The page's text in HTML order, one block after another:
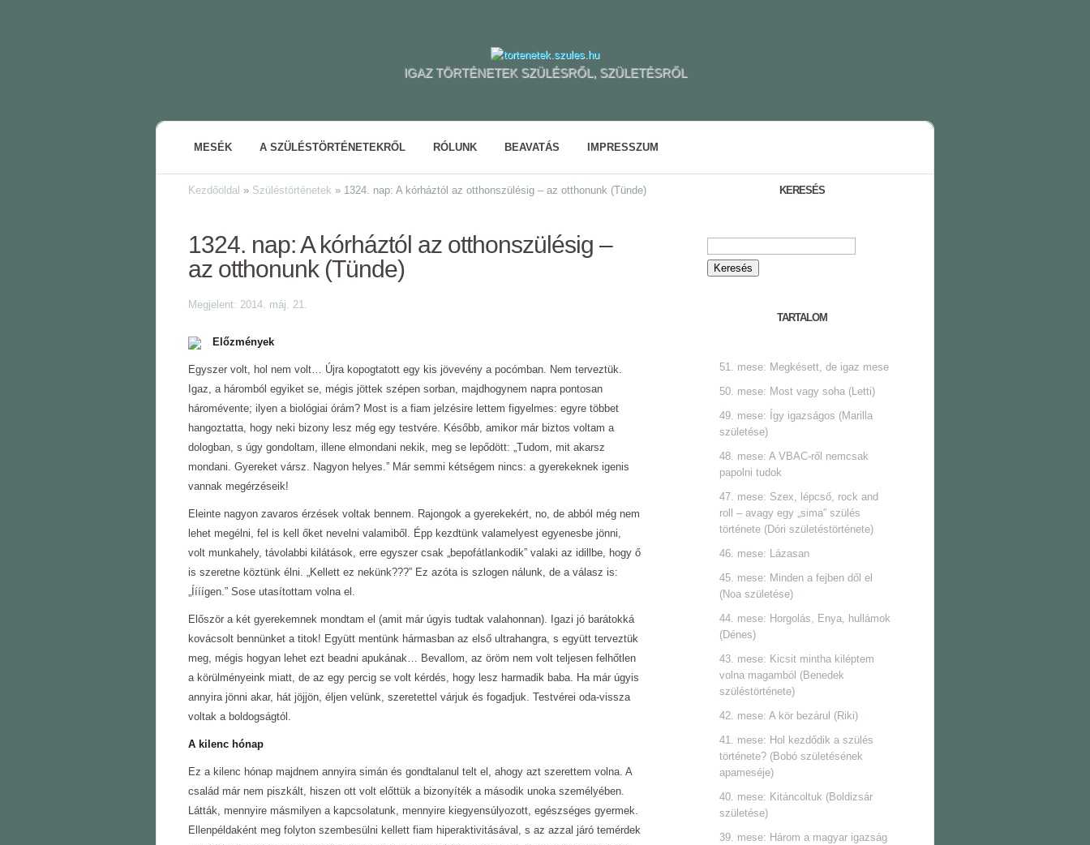
IGAZ TÖRTÉNETEK SZÜLÉSRŐL, SZÜLETÉSRŐL
MESÉK A SZÜLÉSTÖRTÉNETEKRŐL RÓLUNK BEAVATÁS IMPRESSZUM
Kezdőoldal » Szüléstörténetek » 1324. nap: A kórháztól az otthonszülésig – az otthonunk (Tünde)
1324. nap: A kórháztól az otthonszülésig –
az otthonunk (Tünde)
Megjelent: 2014. máj. 21.
Előzmények
Egyszer volt, hol nem volt… Újra kopogtatott egy kis jövevény a pocómban. Nem terveztük.
Igaz, a háromból egyiket se, mégis jöttek szépen sorban, majdhogynem napra pontosan
háromévente; ilyen a biológiai órám? Most is a fiam jelzésire lettem figyelmes: egyre többet
hangoztatta, hogy neki bizony lesz még egy testvére. Később, amikor már biztos voltam a
dologban, s úgy gondoltam, illene elmondani nekik, meg se lepődött: „Tudom, mit akarsz
mondani. Gyereket vársz. Nagyon helyes.” Már semmi kétségem nincs: a gyerekeknek igenis
vannak megérzéseik!
Eleinte nagyon zavaros érzések voltak bennem. Rajongok a gyerekekért, no, de abból még nem
lehet megélni, fel is kell őket nevelni valamiből. Épp kezdtünk valamelyest egyenesbe jönni,
volt munkahely, távolabbi kilátások, erre egyszer csak „bepofátlankodik” valaki az idillbe, hogy ő
is szeretne köztünk élni. „Kellett ez nekünk???” Ez azóta is szlogen nálunk, de a válasz is:
„Íííígen.” Sose utasítottam volna el.
Először a két gyerekemnek mondtam el (amit már úgyis tudtak valahonnan). Igazi jó barátokká
kovácsolt bennünket a titok! Együtt mentünk hármasban az első ultrahangra, s együtt terveztük
meg, mégis hogyan lehet ezt beadni apukának… Bevallom, az öröm nem volt teljesen felhőtlen
a körülményeink miatt, de az egy percig se volt kérdés, hogy lesz harmadik baba. Ha már úgyis
annyira jönni akar, hát jöjjön, éljen velünk, szeretettel várjuk és fogadjuk. Testvérei oda-vissza
voltak a boldogságtól.
A kilenc hónap
Ez a kilenc hónap majdnem annyira simán és gondtalanul telt el, ahogy azt szerettem volna. A
család már nem piszkált, hiszen ott volt előttük a bizonyíték a második unoka személyében.
Látták, mennyire másmilyen a kapcsolatunk, mennyire kiegyensúlyozott, egészséges gyermek.
Ellenpéldaként meg folyton szembesülni kellett fiam hiperaktivitásával, s az azzal járó temérdek
KERESÉS
TARTALOM
51. mese: Megkésett, de igaz mese
50. mese: Most vagy soha (Letti)
49. mese: Így igazságos (Marilla
születése)
48. mese: A VBAC-ről nemcsak
papolni tudok
47. mese: Szex, lépcső, rock and
roll ‒ avagy egy „sima” szülés
története (Dóri születéstörténete)
46. mese: Lázasan
45. mese: Minden a fejben dől el
(Noa születése)
44. mese: Horgolás, Enya, hullámok
(Dénes)
43. mese: Kicsit mintha kiléptem
volna magamból (Benedek
szüléstörténete)
42. mese: A kör bezárul (Riki)
41. mese: Hol kezdődik a szülés
története? (Bobó születésének
apameséje)
40. mese: Kitáncoltuk (Boldizsár
születése)
39. mese: Három a magyar igazság